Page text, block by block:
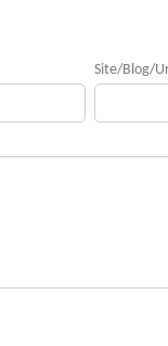
Site/Blog/